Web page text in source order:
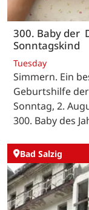
300. Baby der
Sonntagskind
Tuesday
Simmern. Ein
Geburtshilfe
Sonntag, 2.
300. Baby des
Bad Salzig